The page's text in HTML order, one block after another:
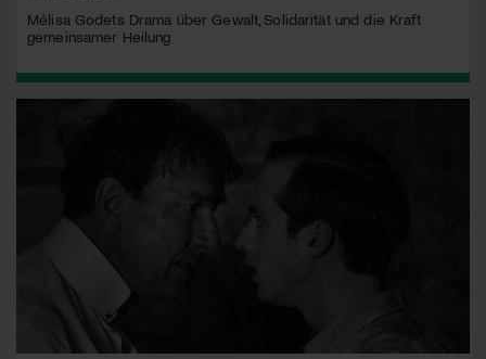
Mélisa Godets Drama über Gewalt, Solidarität und die Kraft
gemeinsamer Heilung